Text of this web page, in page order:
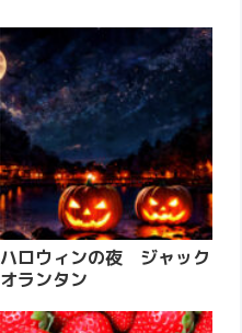
ハロウィンの夜 ジャック
オランタン